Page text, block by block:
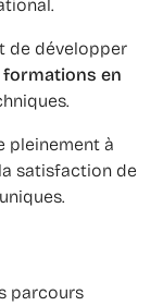
de développer
formations en
pleinement à
satisfaction de
parcours